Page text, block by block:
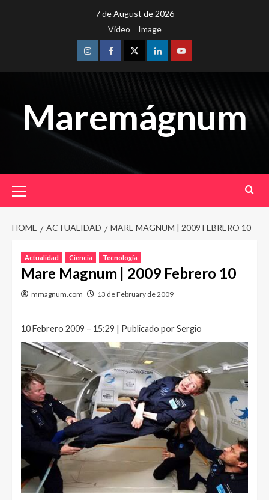
7 de August de 2026
Video
Image
InstagramFacebookTwitterLinkedinYoutube
Maremágnum
Menu
HOME ACTUALIDAD MARE MAGNUM | 2009 FEBRERO 10
Actualidad Ciencia Tecnología
Mare Magnum | 2009 Febrero 10
mmagnum.com 13 de February de 2009
10 Febrero 2009 – 15:29 | Publicado por Sergio